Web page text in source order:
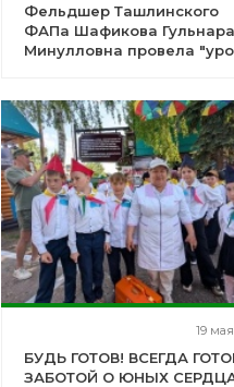
Фельдшер Ташлинского
ФАПа Шафикова Гульнара
Минулловна провела
19
БУДЬ ГОТОВ! ВСЕГДА
ЗАБОТОЙ О ЮНЫХ